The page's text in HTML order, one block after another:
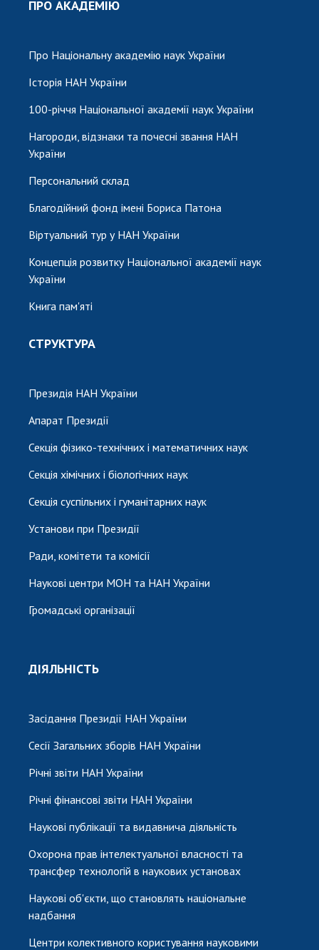
НАУКОВІ ВИДАННЯ
МЕДІА ПРО НАС
КОНТАКТИ
ПРОФСПІЛКА НАН УКРАЇНИ
КАБІНЕТ
ПРО АКАДЕМІЮ
Про Національну академію наук України
Історія НАН України
100-річчя Національної академії наук України
Нагороди, відзнаки та почесні звання НАН
України
Персональний склад
Благодійний фонд імені Бориса Патона
Віртуальний тур у НАН України
Концепція розвитку Національної академії наук
України
Книга пам'яті
СТРУКТУРА
Президія НАН України
Апарат Президії
Секція фізико-технічних і математичних наук
Секція хімічних і біологічних наук
Секція суспільних і гуманітарних наук
Установи при Президії
Ради, комітети та комісії
Наукові центри МОН та НАН України
Громадські організації
ДІЯЛЬНІСТЬ
Засідання Президії НАН України
Сесії Загальних зборів НАН України
Річні звіти НАН України
Річні фінансові звіти НАН України
Наукові публікації та видавнича діяльність
Охорона прав інтелектуальної власності та
трансфер технологій в наукових установах
Наукові об'єкти, що становлять національне
надбання
Центри колективного користування науковими